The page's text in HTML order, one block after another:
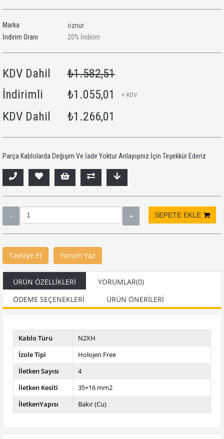
Marka
öznur
İndirim Oranı
%
20 İndirim
KDV Dahil
₺1.582,51
İndirimli
₺1.055,01 + KDV
KDV Dahil ₺1.266,01
Parça Kablolarda Değişim Ve İade Yoktur Anlayışınız İçin Teşekkür Ederiz
Tavsiye Et Yorum Yaz
ÜRÜN ÖZELLIKLERI YORUMLAR(0)
ÖDEME SEÇENEKLERI
ÜRÜN ÖNERILERI
Kablo Türü
N2XH
İzole Tipi
Holojen Free
İletken Sayısı
4
İletken Kesiti
35+16 mm2
İletkenYapısı
Bakır (Cu)